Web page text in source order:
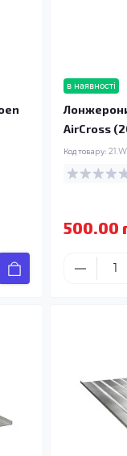
в наявності
AirCross
Код товару:
500.00